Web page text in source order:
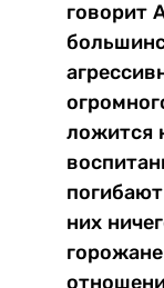
говорит
ложится
них